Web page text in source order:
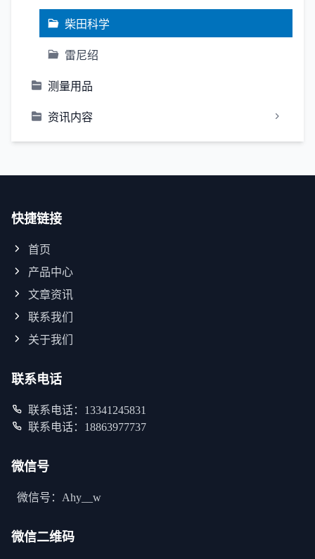
柴田科学
雷尼绍
测量用品
资讯内容
快捷链接
首页
产品中心
文章资讯
联系我们
关于我们
联系电话
联系电话：13341245831
联系电话：18863977737
微信号
微信号：Ahy__w
微信二维码